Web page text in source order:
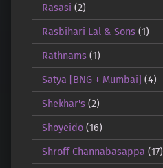
Rasasi (2)
Rasbihari Lal & Sons(1)
Rathnams(1)
Satya [BNG + Mumbai] (4)
Shekhar's(2)
Shoyeido(16)
Shroff Channabasappa (17)